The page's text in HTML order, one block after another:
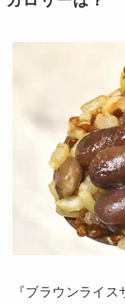
『ブラウンライ